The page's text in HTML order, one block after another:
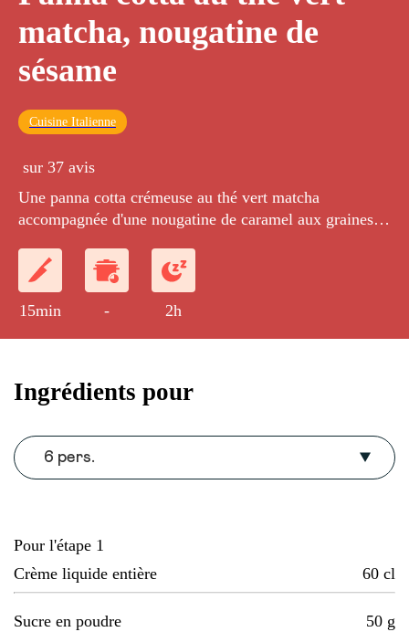
matcha, nougatine de
sésame
Cuisine Italienne
sur 37 avis
Une panna cotta crémeuse au thé vert matcha
accompagnée d'une nougatine de caramel aux graines
15min - 2h
Ingrédients pour
6 pers.
Pour l'étape 1
Crème liquide entière
60 cl
Sucre en poudre 50 g